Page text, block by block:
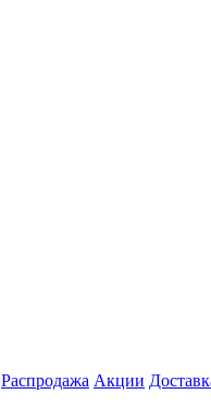
Распродажа Акции